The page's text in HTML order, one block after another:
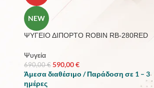
NEW
ΨΥΓΕΙΟ ΔΙΠΟΡΤΟ ROBIN RB-280RED
Ψυγεία
690,00€ 590,00€
Άμεσα διαθέσιμο / Παράδοση σε 1 – 3
ημέρες